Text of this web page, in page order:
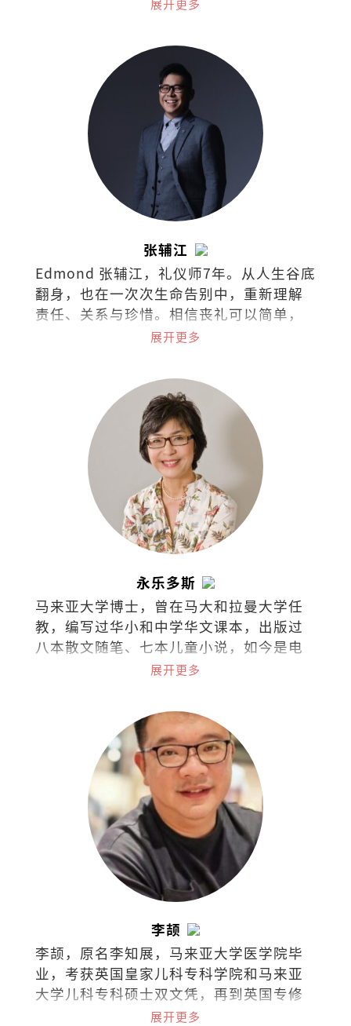
展开更多
张辅江
Edmond 张辅江，礼仪师7年。从人生谷底
翻身，也在一次次生命告别中，重新理解
责任、关系与珍惜。相信丧礼可以简单，
但绝不随便，因为真正留下来的，不只是
展开更多
永乐多斯
马来亚大学博士，曾在马大和拉曼大学任
教，编写过华小和中学华文课本，出版过
八本散文随笔、七本儿童小说，如今是电
台节目《思想泉源》主持人。
展开更多
李颉
李颉，原名李知展，马来亚大学医学院毕
业，考获英国皇家儿科专科学院和马来亚
大学儿科专科硕士双文凭，再到英国专修
儿童安宁医护疗法，如今担任马来西亚吉
展开更多